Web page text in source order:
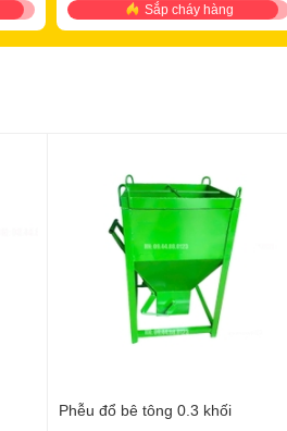
Sắp cháy hàng
Phễu đổ bê tông 0.3 khối